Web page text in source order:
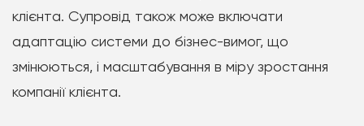
клієнта. Супровід також може включати
адаптацію системи до бізнес-вимог, що
змінюються, і масштабування в міру зростання
компанії клієнта.